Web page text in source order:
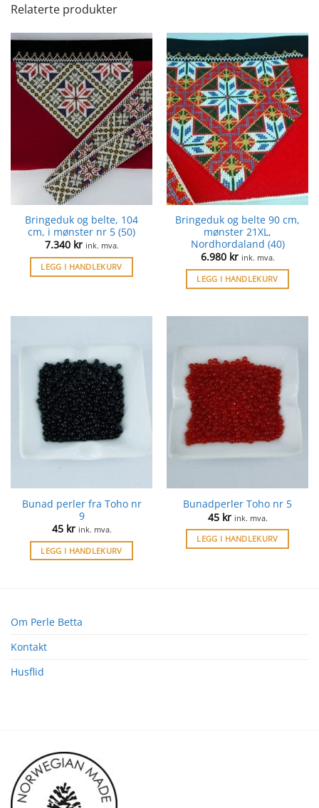
Relaterte produkter
Bringeduk og belte, 104
cm, i mønster nr 5 (50)
7.340 kr ink. mva.
LEGG I HANDLEKURV
Bringeduk og belte 90 cm,
mønster 21XL,
Nordhordaland (40)
6.980 kr ink. mva.
LEGG I HANDLEKURV
Bunad perler fra Toho nr
9
45 kr ink. mva.
LEGG I HANDLEKURV
Bunadperler Toho nr 5
45 kr ink. mva.
LEGG I HANDLEKURV
Om Perle Betta
Kontakt
Husflid